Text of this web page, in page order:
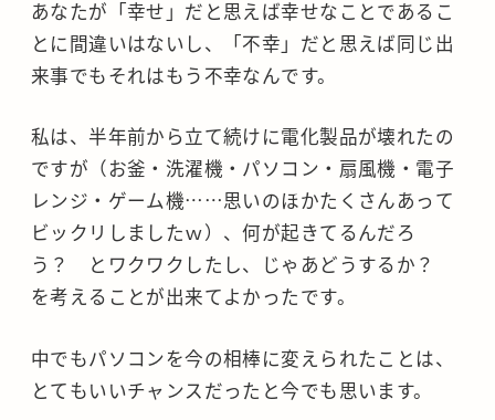
あなたが「幸せ」だと思えば幸せなことであるこ
とに間違いはないし、「不幸」だと思えば同じ出
来事でもそれはもう不幸なんです。
私は、半年前から立て続けに電化製品が壊れたの
ですが（お釜・洗濯機・パソコン・扇風機・電子
レンジ・ゲーム機……思いのほかたくさんあって
ビックリしましたｗ）、何が起きてるんだろ
う？ とワクワクしたし、じゃあどうするか？
を考えることが出来てよかったです。
中でもパソコンを今の相棒に変えられたことは、
とてもいいチャンスだったと今でも思います。